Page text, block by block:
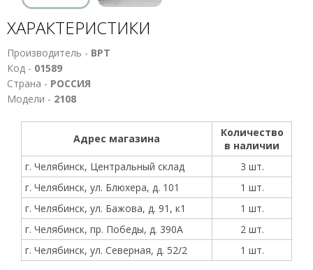
ХАРАКТЕРИСТИКИ
Производитель - ВРТ
Код - 01589
Страна - РОССИЯ
Модели - 2108
Адрес магазина
Количество
в наличии
г. Челябинск, Центральный склад
3 шт.
г. Челябинск, ул. Блюхера, д. 101
1 шт.
г. Челябинск, ул. Бажова, д. 91, к1
1 шт.
г. Челябинск, пр. Победы, д. 390А
2 шт.
г. Челябинск, ул. Северная, д. 52/2
1 шт.